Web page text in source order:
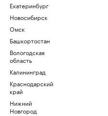
Екатеринбург
Новосибирск
Омск
Башкортостан
Вологодская
область
Калининград
Краснодарский
край
Нижний
Новгород